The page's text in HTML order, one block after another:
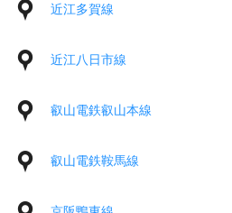
近江多賀線
近江八日市線
叡山電鉄叡山本線
叡山電鉄鞍馬線